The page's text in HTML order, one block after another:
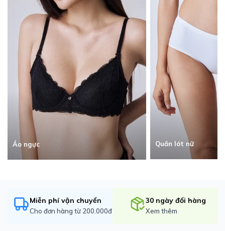
Áo ngực Quần lót nữ
Miễn phí vận chuyển
Cho đơn hàng từ 200.000đ
30 ngày đổi hàng
Xem thêm